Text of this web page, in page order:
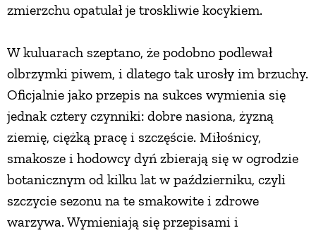
zmierzchu opatulał je troskliwie kocykiem.
W kuluarach szeptano, że podobno podlewał
olbrzymki piwem, i dlatego tak urosły im brzuchy.
Oficjalnie jako przepis na sukces wymienia się
jednak cztery czynniki: dobre nasiona, żyzną
ziemię, ciężką pracę i szczęście. Miłośnicy,
smakosze i hodowcy dyń zbierają się w ogrodzie
botanicznym od kilku lat w październiku, czyli
szczycie sezonu na te smakowite i zdrowe
warzywa. Wymieniają się przepisami i